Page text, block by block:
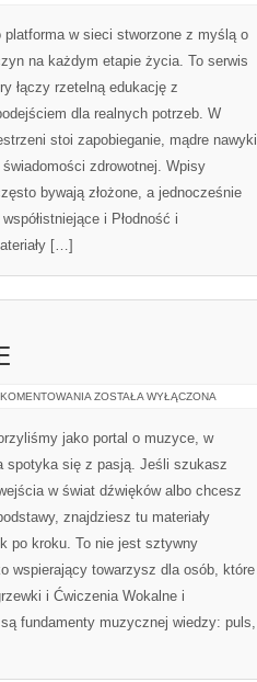
DORASTANIE
I
WIZYTA
GINEKOLOGA
platforma w sieci stworzone z myślą o
na każdym etapie życia. To serwis
łączy rzetelną edukację z
dla realnych potrzeb. W
stoi zapobieganie, mądre nawyki
świadomości zdrowotnej. Wpisy
bywają złożone, a jednocześnie
i Płodność i
[…]
RECENZJE
ZOSTAŁA WYŁĄCZONA
jako portal o muzyce, w
spotyka się z pasją. Jeśli szukasz
w świat dźwięków albo chcesz
znajdziesz tu materiały
po kroku. To nie jest sztywny
wspierający towarzysz dla osób, które
i Ćwiczenia Wokalne i
fundamenty muzycznej wiedzy: puls,